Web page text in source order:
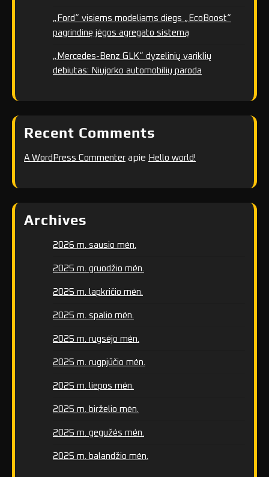
„Ford“ visiems modeliams diegs „EcoBoost“
pagrindinę jėgos agregato sistemą
„Mercedes-Benz GLK“ dyzelinių variklių
debiutas: Niujorko automobilių paroda
Recent Comments
A WordPress Commenter apie Hello world!
Archives
2026 m. sausio mėn.
2025 m. gruodžio mėn.
2025 m. lapkričio mėn.
2025 m. spalio mėn.
2025 m. rugsėjo mėn.
2025 m. rugpjūčio mėn.
2025 m. liepos mėn.
2025 m. birželio mėn.
2025 m. gegužės mėn.
2025 m. balandžio mėn.